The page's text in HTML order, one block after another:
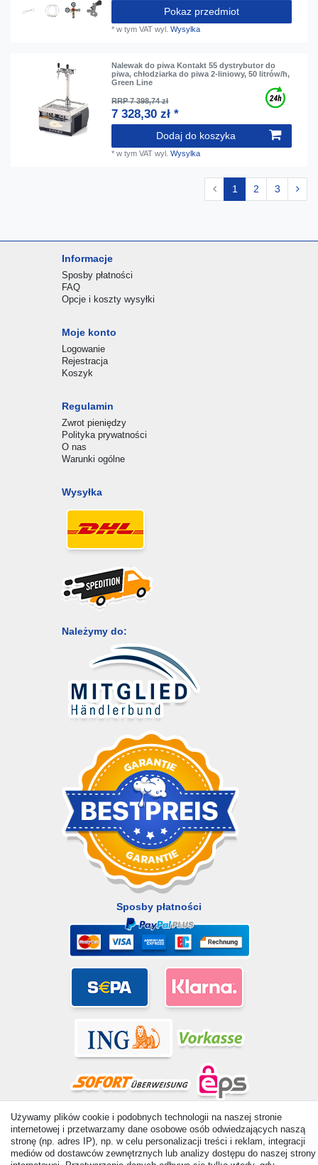
Pokaz przedmiot
*w tym VAT wyl.Wysylka
Nalewak do piwa Kontakt 55 dystrybutor do
piwa, chłodziarka do piwa 2-liniowy, 50 litrów/h,
Green Line
RRP 7 398,74 zł
7 328,30 zł *
Dodaj do koszyka
*w tym VAT wyl.Wysylka
1 2 3
Informacje
Sposby płatności
FAQ
Opcje i koszty wysyłki
Moje konto
Logowanie
Rejestracja
Koszyk
Regulamin
Zwrot pieniędzy
Polityka prywatności
O nas
Warunki ogólne
Wysyłka
Należymy do:
Sposby płatności
© Copyright 2026 | Wszelkie prawa zastrzezone. - All rights
reserved. Prices incl. VAT. 19% VAT Basic prices see article detail
| * Applies to deliveries to the UK!
Używamy plików cookie i podobnych technologii na naszej stronie
internetowej i przetwarzamy dane osobowe osób odwiedzających naszą
stronę (np. adres IP), np. w celu personalizacji treści i reklam, integracji
mediów od dostawców zewnętrznych lub analizy dostępu do naszej strony